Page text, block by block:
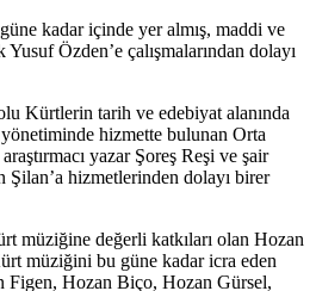
kadar içinde yer almış, maddi ve
Özden’e çalışmalarından dolayı
Kürtlerin tarih ve edebiyat alanında
hizmette bulunan Orta
yazar Şoreş Reşi ve şair
hizmetlerinden dolayı birer
müziğine değerli katkıları olan Hozan
müziğini bu güne kadar icra eden
Figen, Hozan Biço, Hozan Gürsel,